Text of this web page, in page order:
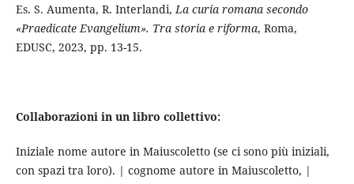
Es. S. Aumenta, R. Interlandi, La curia romana secondo
«Praedicate Evangelium». Tra storia e riforma, Roma,
EDUSC, 2023, pp. 13-15.
Collaborazioni in un libro collettivo:
Iniziale nome autore in Maiuscoletto (se ci sono più iniziali,
con spazi tra loro). | cognome autore in Maiuscoletto, |